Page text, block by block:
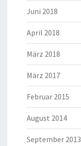
Juni 2018
April 2018
März 2018
März 2017
Februar 2015
August 2014
September 2013